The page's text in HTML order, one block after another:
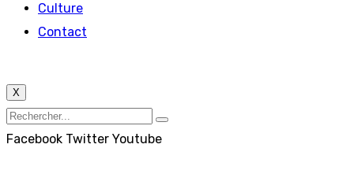
Culture
Contact
X
Facebook Twitter Youtube